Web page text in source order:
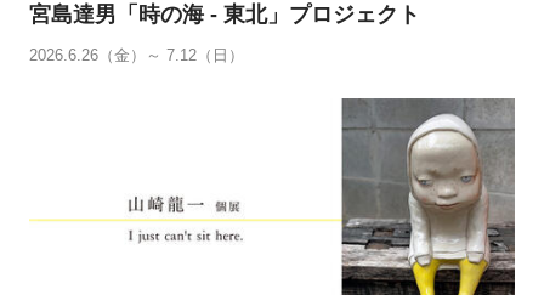
宮島達男「時の海 - 東北」プロジェクト
2026.6.26（金）～ 7.12（日）